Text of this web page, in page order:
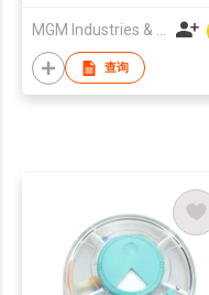
查询